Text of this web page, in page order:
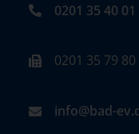
0201 35 40 01
0201 35 79 80
info@bad-